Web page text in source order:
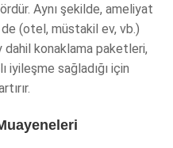
Aynı şekilde, ameliyat
(otel, müstakil ev, vb.)
konaklama paketleri,
iyileşme sağladığı için